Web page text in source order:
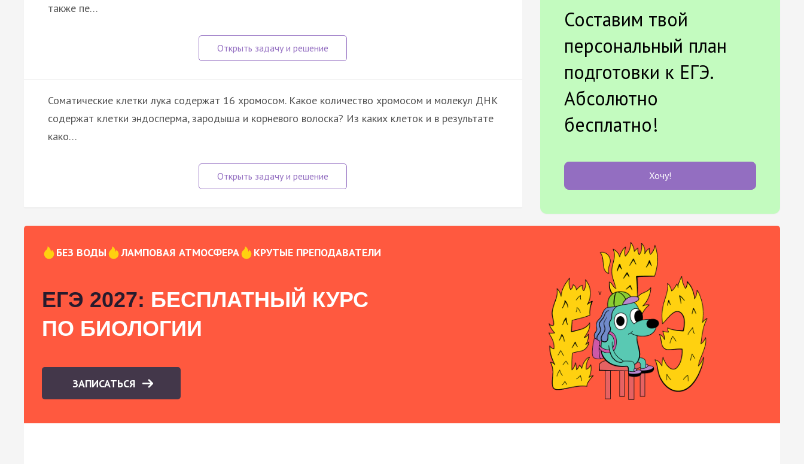
также пе…
Соматические клетки лука содержат 16 хромосом. Какое количество хромосом и молекул ДНК
содержат клетки эндосперма, зародыша и корневого волоска? Из каких клеток и в результате
како…
Составим твой
персональный план
подготовки к ЕГЭ.
Абсолютно
бесплатно!
Хочу!
БЕЗ ВОДЫ ЛАМПОВАЯ АТМОСФЕРА КРУТЫЕ ПРЕПОДАВАТЕЛИ
ЕГЭ 2027: БЕСПЛАТНЫЙ КУРС
ПО БИОЛОГИИ
ЗАПИСАТЬСЯ